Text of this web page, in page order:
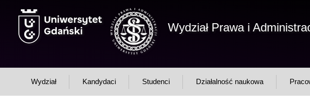
Wydział Prawa i
Wydział Kandydaci Studenci Działalność naukowa